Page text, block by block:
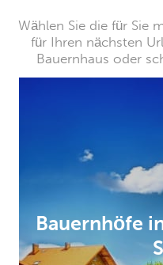
Wählen Sie die für Sie
für Ihren nächsten
Bauernhaus oder
Bauernhöfe